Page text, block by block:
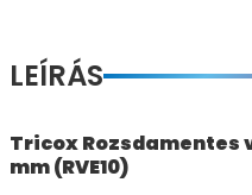
LEÍRÁS
Tricox Rozsdamentes
mm (RVE10)